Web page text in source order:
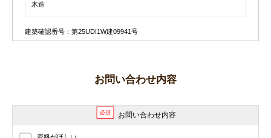
木造
建築確認番号：第25UDI1W建09941号
お問い合わせ内容
必須 お問い合わせ内容